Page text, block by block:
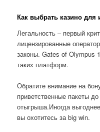
Как выбрать казино для
Легальность – первый
лицензированные
законы. Gates of Olympus
таких платформ.
Обратите внимание на
приветственные пакеты
отыгрыша.Иногда
вы охотитесь за big win.